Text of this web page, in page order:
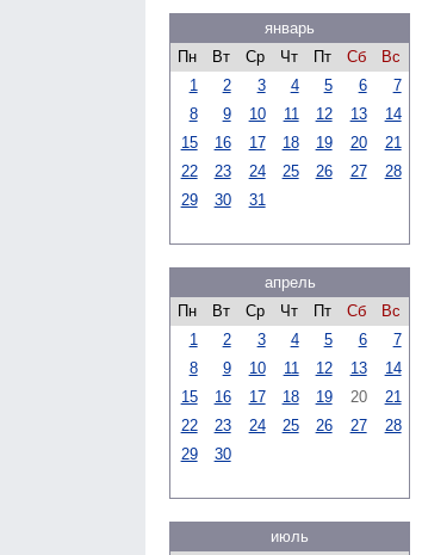
январь
Пн
Вт Ср Чт Пт Сб
Вс
1
2 3 4 5 6
7
8
9 10 11 12 13
14
15
16 17 18 19 20
21
22
23 24 25 26 27
28
29
30 31
апрель
Пн
Вт Ср Чт Пт Сб
Вс
1
2 3 4 5 6
7
8
9 10 11 12 13
14
15
16 17 18 19 20
21
22
23 24 25 26 27
28
29
30
июль